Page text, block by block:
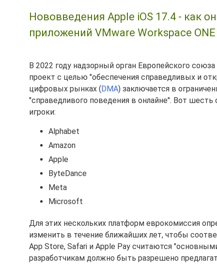
Нововведения Apple iOS 17.4 - как
приложений VMware Workspace ONE
В 2022 году надзорный орган Европейского
проект с целью "обеспечения справедливых и
цифровых рынках (DMA) заключается в
"справедливого поведения в онлайне". Вот
игроки:
Alphabet
Amazon
Apple
ByteDance
Meta
Microsoft
Для этих нескольких платформ еврокомиссия
изменить в течение ближайших лет, чтобы
App Store, Safari и Apple Pay считаются
разработчикам должно быть разрешено